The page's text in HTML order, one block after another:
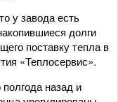
у завода есть
долги
поставку тепла в
«Теплосервис».
назад и